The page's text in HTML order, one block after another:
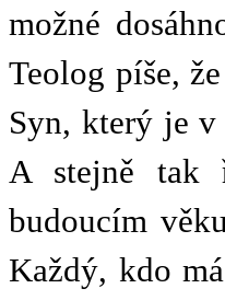
možné
Teolog píše,
Syn, který je v
A stejně tak
budoucím
Každý, kdo